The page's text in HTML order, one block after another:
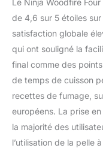
de 4,6 sur 5 étoiles
satisfaction globale
qui ont souligné la
final comme des
de temps de cuisson
recettes de fumage,
européens. La prise
la majorité des
l’utilisation de la pelle